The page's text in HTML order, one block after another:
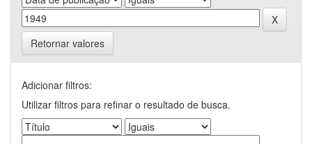
Retornar valores
Adicionar filtros:
Utilizar filtros para refinar o resultado de busca.